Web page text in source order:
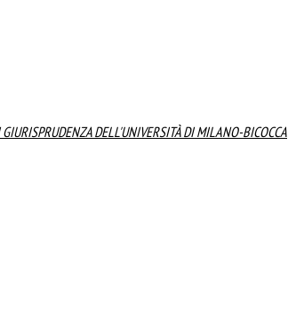
DELL'UNIVERSITÀ DI MILANO-BICOCCA